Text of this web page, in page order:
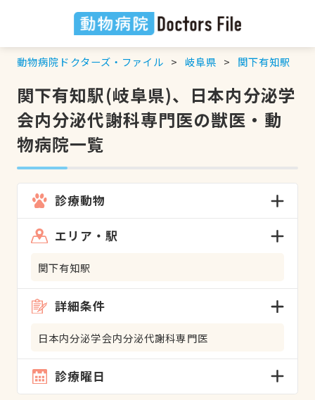
動物病院ドクターズ・ファイル 岐阜県 関下有知駅
関下有知駅(岐阜県)、日本内分泌学
会内分泌代謝科専門医の獣医・動
物病院一覧
診療動物
エリア・駅
関下有知駅
詳細条件
日本内分泌学会内分泌代謝科専門医
診療曜日